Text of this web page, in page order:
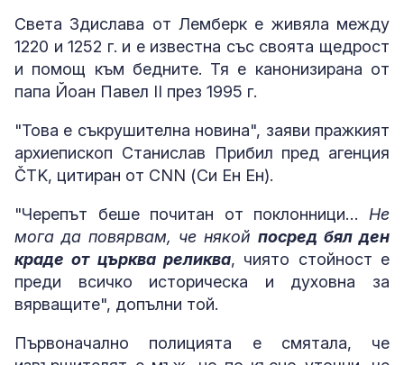
Света Здислава от Лемберк е живяла между
1220 и 1252 г. и е известна със своята щедрост
и помощ към бедните. Тя е канонизирана от
папа Йоан Павел II през 1995 г.
"Това е съкрушителна новина", заяви пражкият
архиепископ Станислав Прибил пред агенция
ČTK, цитиран от CNN (Си Ен Ен).
"Черепът беше почитан от поклонници… Не
мога да повярвам, че някой посред бял ден
краде от църква реликва, чиято стойност е
преди всичко историческа и духовна за
вярващите", допълни той.
Първоначално полицията е смятала, че